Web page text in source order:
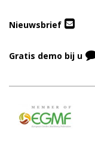
Nieuwsbrief
Gratis demo bij u